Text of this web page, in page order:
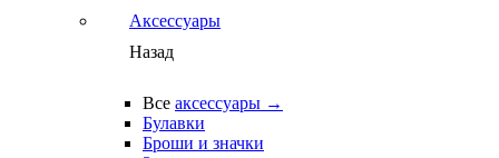
Аксессуары
Назад
Все аксессуары →
Булавки
Броши и значки